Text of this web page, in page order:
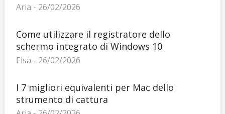
Aria - 26/02/2026
Come utilizzare il registratore dello
schermo integrato di Windows 10
Elsa - 26/02/2026
I 7 migliori equivalenti per Mac dello
strumento di cattura